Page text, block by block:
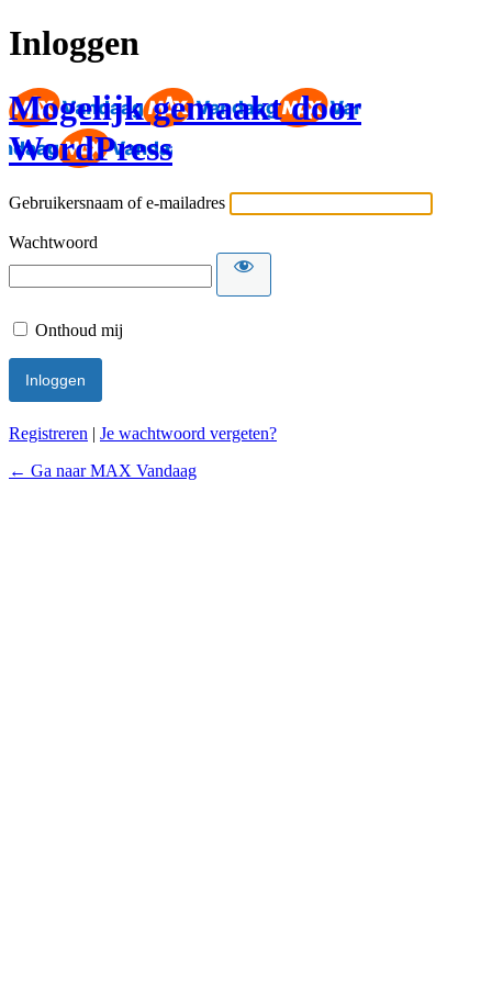
Inloggen
Mogelijk gemaakt door
WordPress
Gebruikersnaam of e-mailadres
Wachtwoord
Onthoud mij
Registreren | Je wachtwoord vergeten?
← Ga naar MAX Vandaag